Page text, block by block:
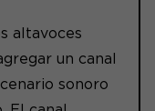
altavoces
un canal
sonoro